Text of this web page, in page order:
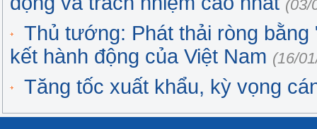
(03/
Thủ tướng: Phát thải ròng
kết hành động của Việt Nam (16/
Tăng tốc xuất khẩu, kỳ vọng